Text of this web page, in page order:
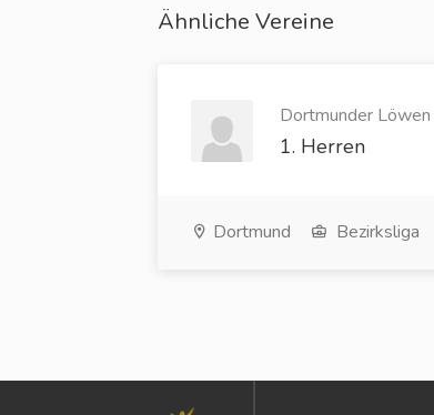
Ähnliche Vereine
Dortmunder
1. Herren
Dortmund Bezirksliga